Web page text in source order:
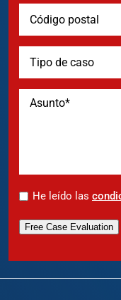
* He leído las
Free Case Evaluation